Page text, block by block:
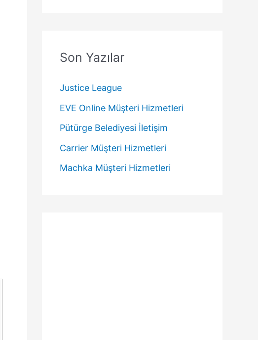
Son Yazılar
Justice League
EVE Online Müşteri Hizmetleri
Pütürge Belediyesi İletişim
Carrier Müşteri Hizmetleri
Machka Müşteri Hizmetleri